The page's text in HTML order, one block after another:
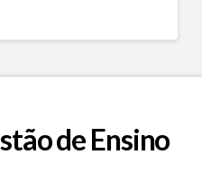
de Ensino